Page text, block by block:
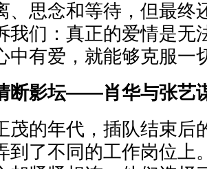
、思念和等待，但最终
我们：真正的爱情是无
中有爱，就能够克服一
断影坛——肖华与张艺
茂的年代，插队结束后
到了不同的工作岗位上